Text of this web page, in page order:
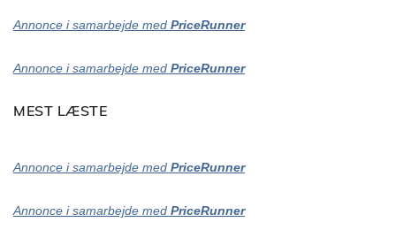
Annonce i samarbejde med PriceRunner
Annonce i samarbejde med PriceRunner
MEST LÆSTE
Annonce i samarbejde med PriceRunner
Annonce i samarbejde med PriceRunner